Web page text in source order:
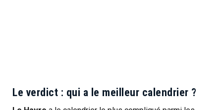
Le verdict : qui a le meilleur calendrier ?